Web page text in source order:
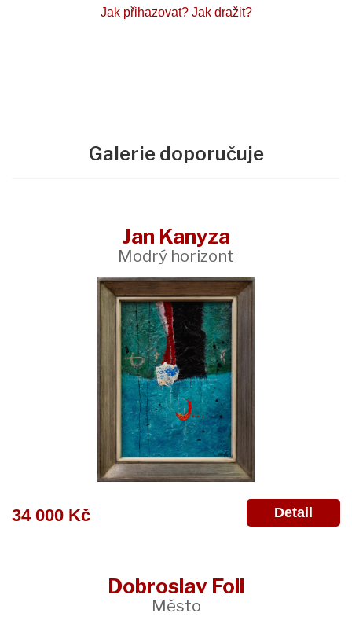
Jak přihazovat? Jak dražit?
Galerie doporučuje
Jan Kanyza
Modrý horizont
34 000 Kč Detail
Dobroslav Foll
Město